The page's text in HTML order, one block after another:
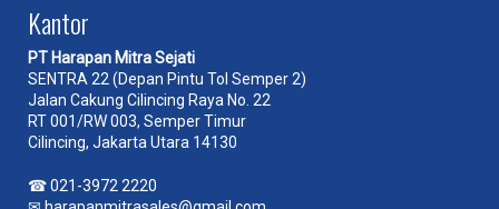
Kantor
PT Harapan Mitra Sejati
SENTRA 22 (Depan Pintu Tol Semper 2)
Jalan Cakung Cilincing Raya No. 22
RT 001/RW 003, Semper Timur
Cilincing, Jakarta Utara 14130
☎021-3972 2220